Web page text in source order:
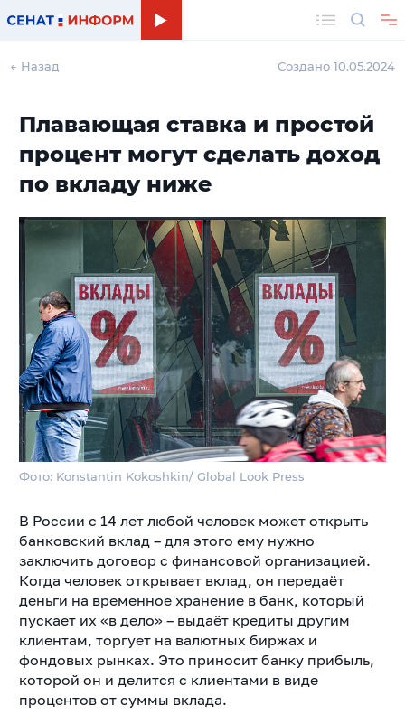
← Назад Создано 10.05.2024
Плавающая ставка и простой
процент могут сделать доход
по вкладу ниже
Фото: Konstantin Kokoshkin/ Global Look Press
В России с 14 лет любой человек может открыть
банковский вклад – для этого ему нужно
заключить договор с финансовой организацией.
Когда человек открывает вклад, он передаёт
деньги на временное хранение в банк, который
пускает их «в дело» – выдаёт кредиты другим
клиентам, торгует на валютных биржах и
фондовых рынках. Это приносит банку прибыль,
которой он и делится с клиентами в виде
процентов от суммы вклада.